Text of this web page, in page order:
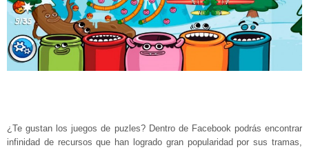
¿Te gustan los juegos de puzles? Dentro de Facebook podrás encontrar
infinidad de recursos que han logrado gran popularidad por sus tramas,